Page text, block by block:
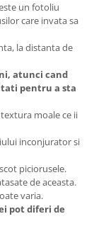
un fotoliu
care invata sa
la distanta de
atunci cand
pentru a sta
moale ce ii
inconjurator si
piciorusele.
de aceasta.
varia.
pot diferi de